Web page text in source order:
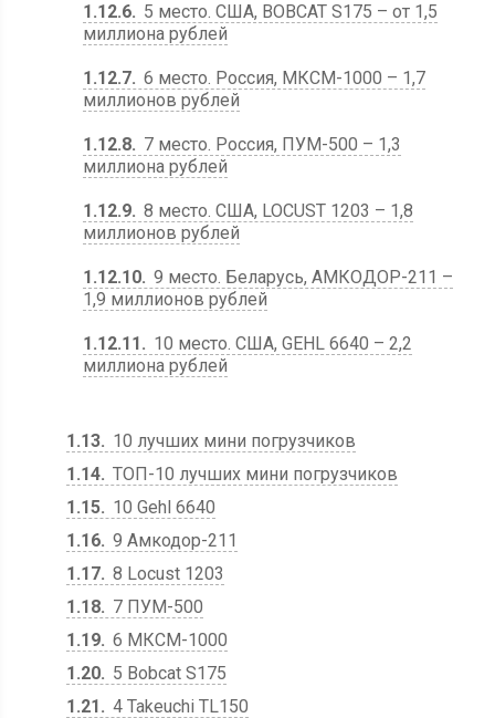
1.12.6
5 место. США, BOBCAT S175 – от 1,5
миллиона рублей
1.12.7 6 место. Россия, МКСМ-1000 – 1,7
миллионов рублей
1.12.8
7 место. Россия, ПУМ-500 – 1,3
миллиона рублей
1.12.9 8 место. США, LOCUST 1203 – 1,8
миллионов рублей
1.12.10 9 место. Беларусь, АМКОДОР-211 –
1,9 миллионов рублей
1.12.11
10 место. США, GEHL 6640 – 2,2
миллиона рублей
1.13
10 лучших мини погрузчиков
1.14 ТОП-10 лучших мини погрузчиков
1.15
10 Gehl 6640
1.16 9 Амкодор-211
1.17 8 Locust 1203
1.18
7 ПУМ-500
1.19 6 МКСМ-1000
1.20
5 Bobcat S175
1.21
4 Takeuchi TL150